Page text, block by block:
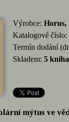
Výrobce: Horus,
Katalogové číslo:
Termín dodání
Skladem: 5 kniha
mýtus ve